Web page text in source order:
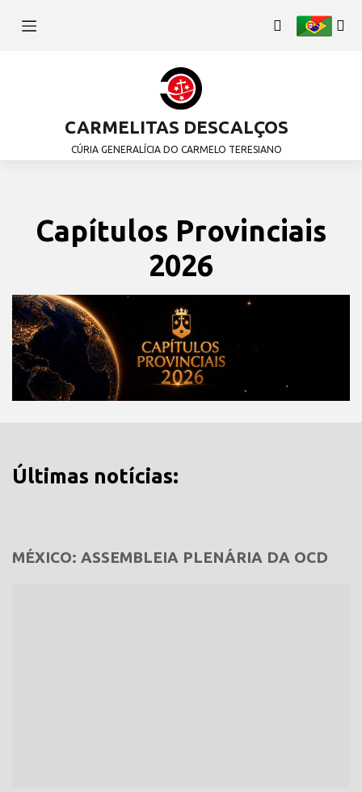
CARMELITAS DESCALÇOS
CÚRIA GENERALÍCIA DO CARMELO TERESIANO
Capítulos Provinciais
2026
Últimas notícias:
MÉXICO: ASSEMBLEIA PLENÁRIA DA OCD